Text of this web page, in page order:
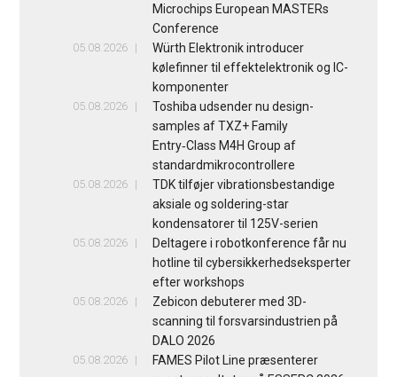
Microchips European MASTERs
Conference
05.08.2026
Würth Elektronik introducer
kølefinner til effektelektronik og IC-
komponenter
05.08.2026
Toshiba udsender nu design-
samples af TXZ+ Family
Entry‑Class M4H Group af
standardmikrocontrollere
05.08.2026
TDK tilføjer vibrationsbestandige
aksiale og soldering-star
kondensatorer til 125V-serien
05.08.2026
Deltagere i robotkonference får nu
hotline til cybersikkerhedseksperter
efter workshops
05.08.2026
Zebicon debuterer med 3D-
scanning til forsvarsindustrien på
DALO 2026
05.08.2026
FAMES Pilot Line præsenterer